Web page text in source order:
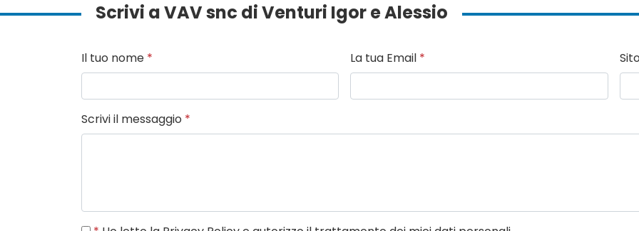
Scrivi a VAV snc di Venturi Igor e Alessio
Il tuo nome * La tua Email *
Scrivi il messaggio *